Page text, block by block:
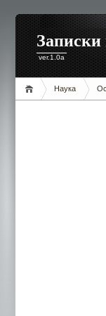
Записки
ver.1.0a
Наука